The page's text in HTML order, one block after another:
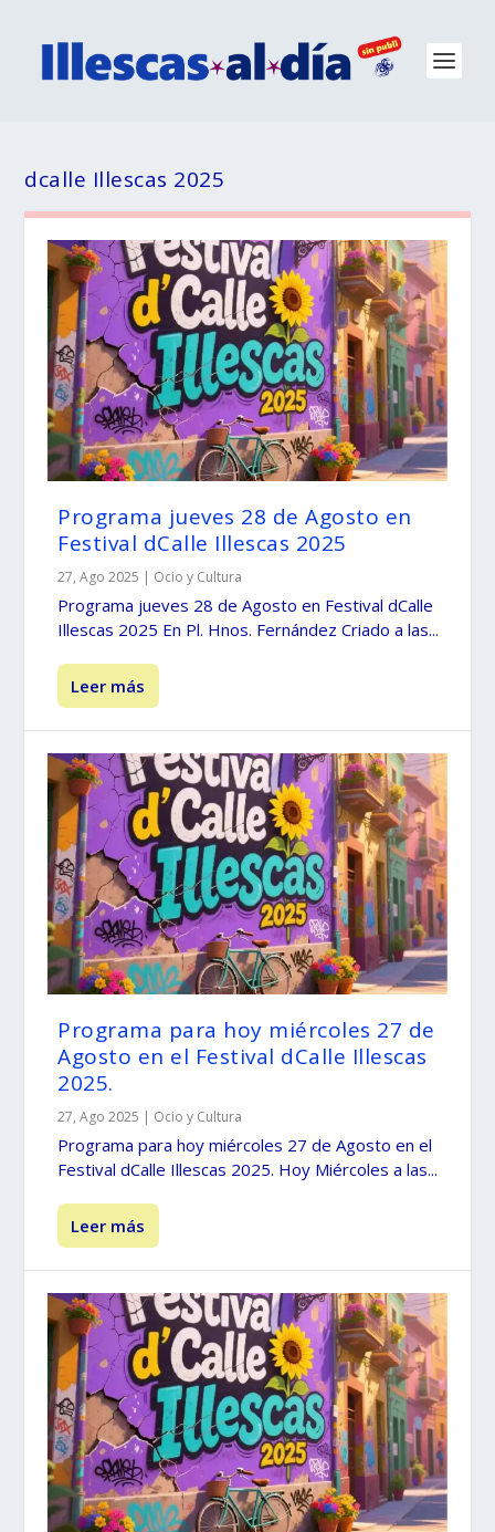
dcalle Illescas 2025
Programa jueves 28 de Agosto en
Festival dCalle Illescas 2025
27, Ago 2025 | Ocio y Cultura
Programa jueves 28 de Agosto en Festival dCalle
Illescas 2025 En Pl. Hnos. Fernández Criado a las...
Leer más
Programa para hoy miércoles 27 de
Agosto en el Festival dCalle Illescas
2025.
27, Ago 2025 | Ocio y Cultura
Programa para hoy miércoles 27 de Agosto en el
Festival dCalle Illescas 2025. Hoy Miércoles a las...
Leer más